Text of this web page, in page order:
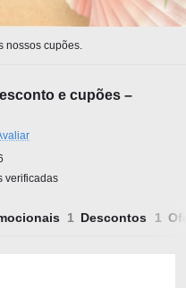
nossos cupões.
e cupões –
verificadas
Descontos